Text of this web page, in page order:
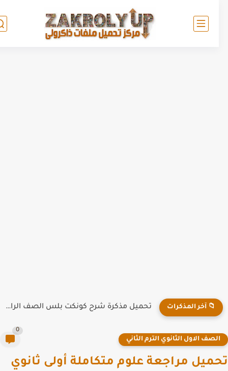
📁 آخر المذكرات تحميل مذكرة شرح كونكت بلس الصف الرابع الابتدائي الترم الاول...
الاول الثانوي الترم الثاني
مراجعة علوم متكاملة أولى ثانوي